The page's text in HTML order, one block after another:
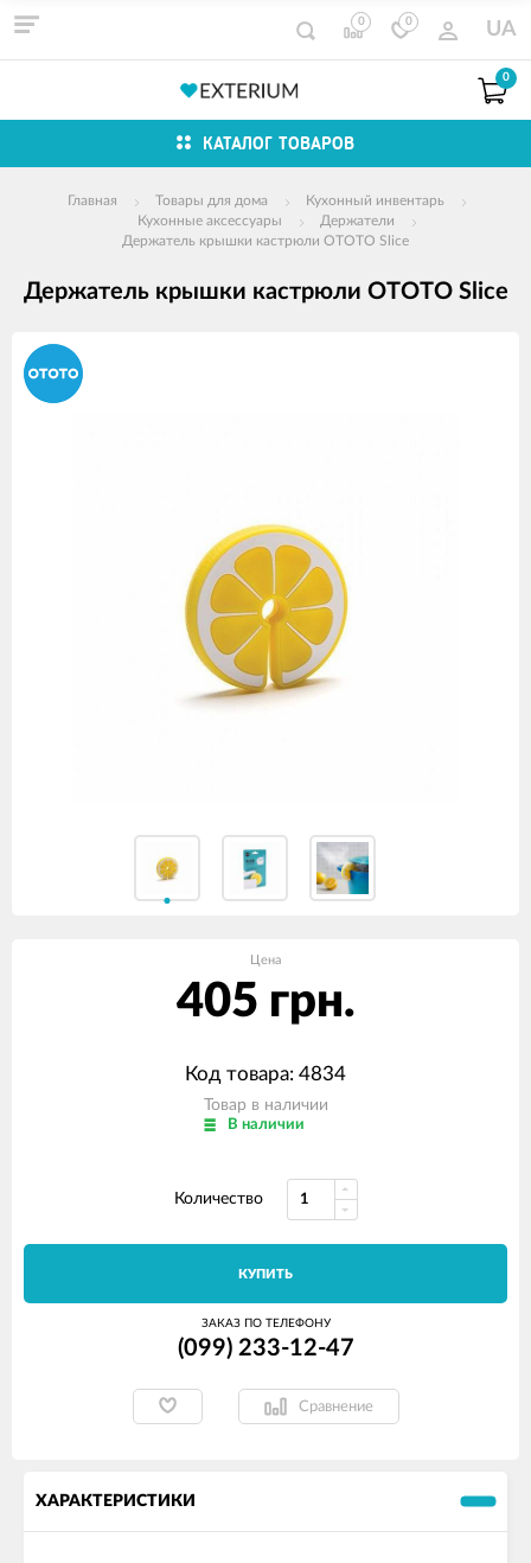
0 0 UA
0
КАТАЛОГ ТОВАРОВ
Главная Товары для дома
Кухонный инвентарь
Кухонные аксессуары
Держатели
Держатель крышки кастрюли OTOTO Slice
Держатель крышки кастрюли OTOTO Slice
Изображения
товаров
Цена
405 грн.
Код товара: 4834
Товар в наличии
В наличии
Количество
КУПИТЬ
ЗАКАЗ ПО ТЕЛЕФОНУ
(099) 233-12-47
Сравнение
ХАРАКТЕРИСТИКИ